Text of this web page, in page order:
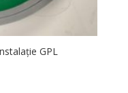
GPL